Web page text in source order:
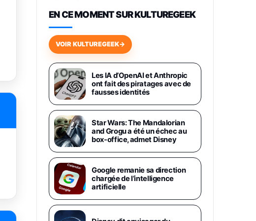
Smartphone Android 5G avec
Galaxy AI, 512 Go, Chargeur
Secteur Rapide 25W Inclus,
Smartphone déverrouillé, Noir,
Version FR
1019€1399€Fnac (Vendeur Tiers)
Galaxy S26 Ultra 512 Go Bleu
1019€ 1399€ Fnac (Vendeur Tiers)
Galaxy S26 Ultra 256 Go Violet
892€1199€
Philips SHK2000BL - Casque
Enfant - Bleu & Répartiteur Audio
5 Casques, Blanc
24,94€
EN CE MOMENT SUR KULTUREGEEK
VOIR KULTUREGEEK→
Les IA d’OpenAI et Anthropic
ont fait des piratages avec de
fausses identités
Star Wars: The Mandalorian
and Grogu a été un échec au
box-office, admet Disney
Google remanie sa direction
chargée de l’intelligence
artificielle